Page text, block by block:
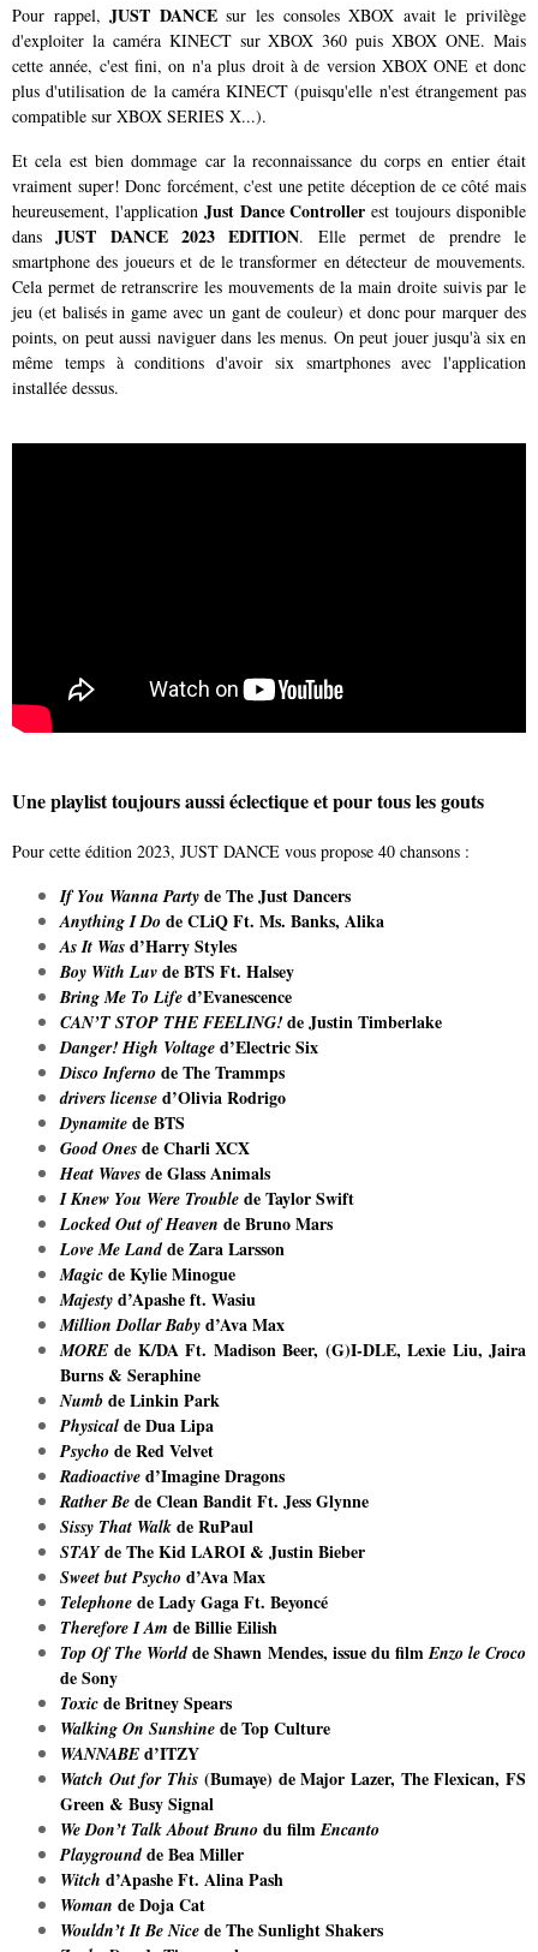
Pour rappel,JUST DANCEsur les consoles XBOX avait le privilège
d'exploiter la caméra KINECT sur XBOX 360 puis XBOX ONE. Mais
cette année, c'est fini, on n'a plus droit à de version XBOX ONE et donc
plus d'utilisation de la caméra KINECT (puisqu'elle n'est étrangement pas
compatible sur XBOX SERIES X...).
Et cela est bien dommage car la reconnaissance du corps en entier était
vraiment super! Donc forcément, c'est une petite déception de ce côté mais
heureusement, l'application Just Dance Controller est toujours disponible
dansJUST DANCE 2023 EDITION. Elle permet de prendre le
smartphone des joueurs et de le transformer en détecteur de mouvements.
Cela permet de retranscrire les mouvements de la main droite suivis par le
jeu (et balisés in game avec un gant de couleur) et donc pour marquer des
points, on peut aussi naviguer dans les menus. On peut jouer jusqu'à six en
même temps à conditions d'avoir six smartphones avec l'application
installée dessus.
Une playlist toujours aussi éclectique et pour tous les gouts
Pour cette édition 2023, JUST DANCE vous propose 40 chansons :
If You Wanna Party deThe Just Dancers
Anything I Do deCLiQ Ft. Ms. Banks, Alika
As It Was d’Harry Styles
Boy With Luv deBTS Ft. Halsey
Bring Me To Life d’Evanescence
CAN’T STOP THE FEELING! deJustin Timberlake
Danger! High Voltage d’Electric Six
Disco Inferno deThe Trammps
drivers license d’Olivia Rodrigo
Dynamite deBTS
Good Ones deCharli XCX
Heat Waves deGlass Animals
I Knew You Were Trouble deTaylor Swift
Locked Out of Heaven deBruno Mars
Love Me Land deZara Larsson
Magic deKylie Minogue
Majesty d’Apashe ft. Wasiu
Million Dollar Baby d’Ava Max
MORE de K/DA Ft. Madison Beer, (G)I-DLE, Lexie Liu, Jaira
Burns & Seraphine
Numb deLinkin Park
Physical deDua Lipa
Psycho deRed Velvet
Radioactive d’Imagine Dragons
Rather Be deClean Bandit Ft. Jess Glynne
Sissy That Walk deRuPaul
STAY deThe Kid LAROI & Justin Bieber
Sweet but Psycho d’Ava Max
Telephone de Lady Gaga Ft. Beyoncé
Therefore I Am deBillie Eilish
Top Of The World deShawn Mendes, issue du filmEnzo le Croco
de Sony
Toxic deBritney Spears
Walking On Sunshine deTop Culture
WANNABE d’ITZY
Watch Out for This (Bumaye) deMajor Lazer, The Flexican, FS
Green & Busy Signal
We Don’t Talk About Bruno du filmEncanto
Playground deBea Miller
Witch d’Apashe Ft. Alina Pash
Woman deDoja Cat
Wouldn’t It Be Nice deThe Sunlight Shakers